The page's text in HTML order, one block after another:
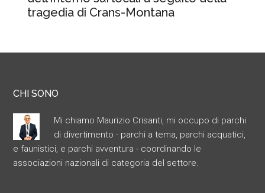
tragedia di Crans-Montana
CHI SONO
Mi chiamo Maurizio Crisanti, mi occupo di parchi
di divertimento - parchi a tema, parchi acquatici,
e faunistici, e parchi avventura - coordinando le
associazioni nazionali di categoria del settore.